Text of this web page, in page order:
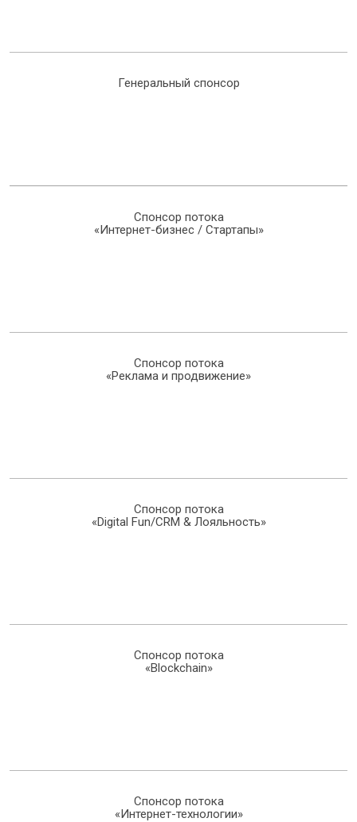
Генеральный спонсор
Спонсор потока
«Интернет-бизнес / Стартапы»
Спонсор потока
«Реклама и продвижение»
Спонсор потока
«Digital Fun/CRM & Лояльность»
Спонсор потока
«Blockchain»
Спонсор потока
«Интернет-технологии»